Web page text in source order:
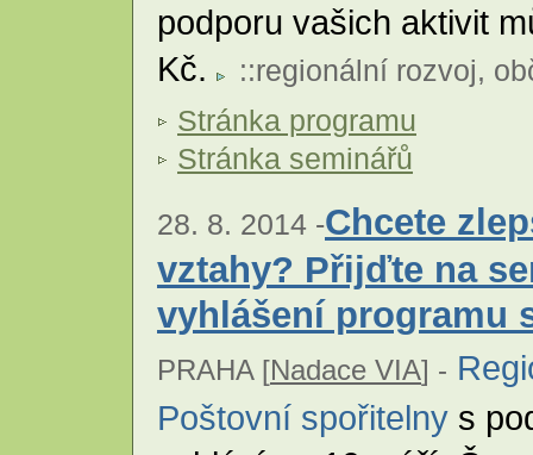
podporu vašich aktivit
Kč.
::regionální rozvoj,
Stránka programu
Stránka seminářů
28. 8. 2014 -Chcete
vztahy? Přijďte na
vyhlášení programu
PRAHA [Nadace VIA] -
Poštovní spořitelny s